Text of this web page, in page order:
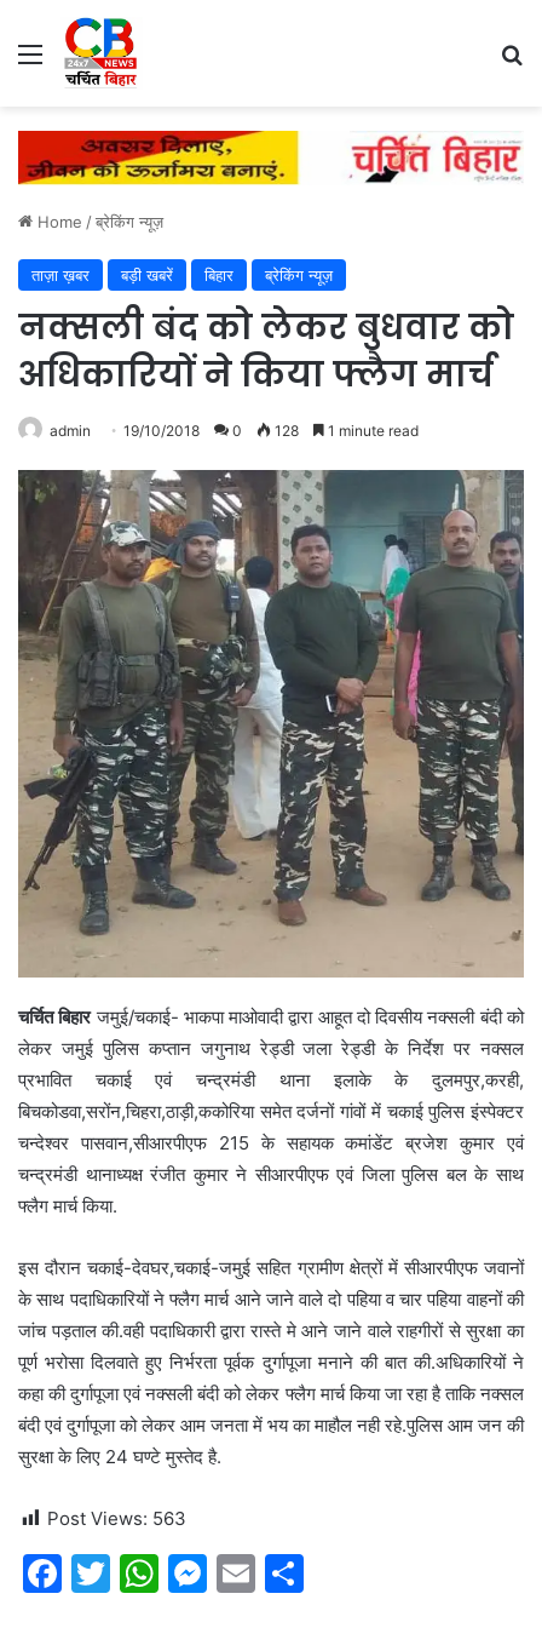
Menu
Home /ब्रेकिंग न्यूज़
ताज़ा ख़बर बड़ी खबरें बिहार ब्रेकिंग न्यूज़
नक्सली बंद को लेकर बुधवार को
अधिकारियों ने किया फ्लैग मार्च
admin 19/10/2018 0 128 1 minute read
चर्चित बिहारजमुई/चकाई- भाकपा माओवादी द्वारा आहूत दो दिवसीय नक्सली बंदी को
लेकर जमुई पुलिस कप्तान जगुनाथ रेड्डी जला रेड्डी के निर्देश पर नक्सल
प्रभावित चकाई एवं चन्द्रमंडी थाना इलाके के दुलमपुर,करही,
बिचकोडवा,सरोंन,चिहरा,ठाड़ी,ककोरिया समेत दर्जनों गांवों में चकाई पुलिस इंस्पेक्टर
चन्देश्वर पासवान,सीआरपीएफ 215 के सहायक कमांडेंट ब्रजेश कुमार एवं
चन्द्रमंडी थानाध्यक्ष रंजीत कुमार ने सीआरपीएफ एवं जिला पुलिस बल के साथ
फ्लैग मार्च किया.
इस दौरान चकाई-देवघर,चकाई-जमुई सहित ग्रामीण क्षेत्रों में सीआरपीएफ जवानों
के साथ पदाधिकारियों ने फ्लैग मार्च आने जाने वाले दो पहिया व चार पहिया वाहनों की
जांच पड़ताल की.वही पदाधिकारी द्वारा रास्ते मे आने जाने वाले राहगीरों से सुरक्षा का
पूर्ण भरोसा दिलवाते हुए निर्भरता पूर्वक दुर्गापूजा मनाने की बात की.अधिकारियों ने
कहा की दुर्गापूजा एवं नक्सली बंदी को लेकर फ्लैग मार्च किया जा रहा है ताकि नक्सल
बंदी एवं दुर्गापूजा को लेकर आम जनता में भय का माहौल नही रहे.पुलिस आम जन की
सुरक्षा के लिए 24 घण्टे मुस्तेद है.
Post Views: 563
F
T
W M E